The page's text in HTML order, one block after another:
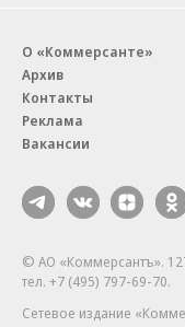
О «Коммерсанте»
Архив
Контакты
Реклама
Вакансии
© АО «Коммерсантъ».
тел. +7 (495) 797-69-70.
Сетевое издание